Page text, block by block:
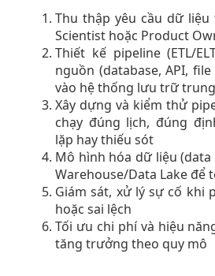
Thu thập yêu cầu dữ liệu
Scientist hoặc Product
Thiết kế pipeline (ETL/
nguồn (database, API,
vào hệ thống lưu trữ
Xây dựng và kiểm thử
chạy đúng lịch, đúng
lặp hay thiếu sót​
Mô hình hóa dữ liệu
Warehouse/Data Lake để
Giám sát, xử lý sự cố khi
hoặc sai lệch​
Tối ưu chi phí và hiệu
tăng trưởng theo quy mô​